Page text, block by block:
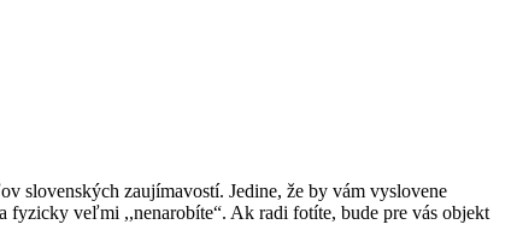
slovenských zaujímavostí. Jedine, že by vám vyslovene
fyzicky veľmi ,,nenarobíte“. Ak radi fotíte, bude pre vás objekt